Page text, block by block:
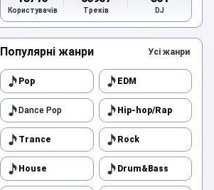
Користувачів Треків DJ
Популярні жанри Усі жанри
Pop EDM
Dance Pop Hip-hop/Rap
Trance Rock
House Drum&Bass